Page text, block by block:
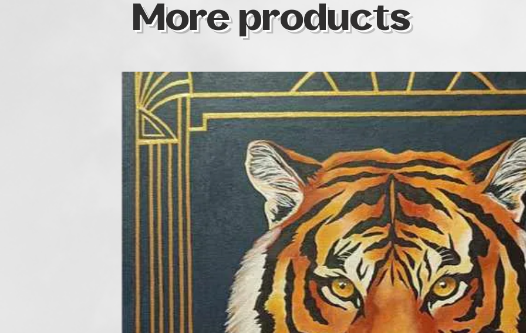
More products